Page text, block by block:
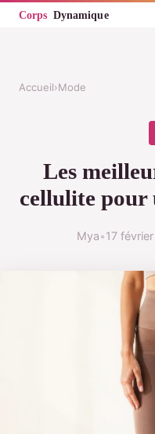
Accueil›Mode
Les
cellulite pour
Mya•17